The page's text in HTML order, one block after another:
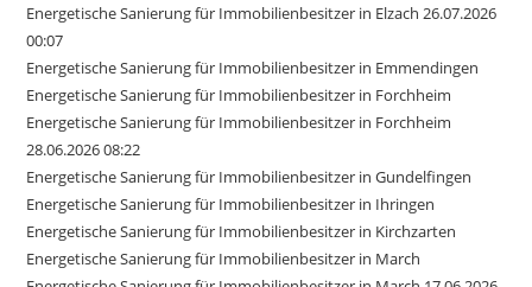
Energetische Sanierung für Immobilienbesitzer in Elzach 26.07.2026
00:07
Energetische Sanierung für Immobilienbesitzer in Emmendingen
Energetische Sanierung für Immobilienbesitzer in Forchheim
Energetische Sanierung für Immobilienbesitzer in Forchheim
28.06.2026 08:22
Energetische Sanierung für Immobilienbesitzer in Gundelfingen
Energetische Sanierung für Immobilienbesitzer in Ihringen
Energetische Sanierung für Immobilienbesitzer in Kirchzarten
Energetische Sanierung für Immobilienbesitzer in March